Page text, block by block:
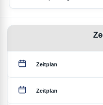
Zeitplan
Zeitplan